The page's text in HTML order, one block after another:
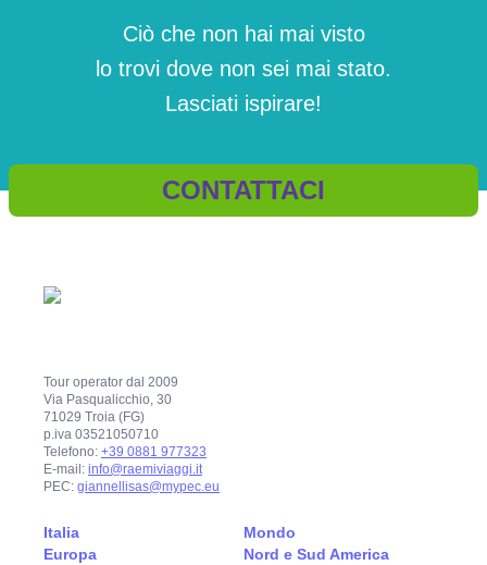
Ciò che non hai mai visto
lo trovi dove non sei mai stato.
Lasciati ispirare!
CONTATTACI
Tour operator dal 2009
Via Pasqualicchio, 30
71029 Troia (FG)
p.iva 03521050710
Telefono: +39 0881 977323
E-mail: info@raemiviaggi.it
PEC: giannellisas@mypec.eu
Italia
Mondo
Europa
Nord e Sud America